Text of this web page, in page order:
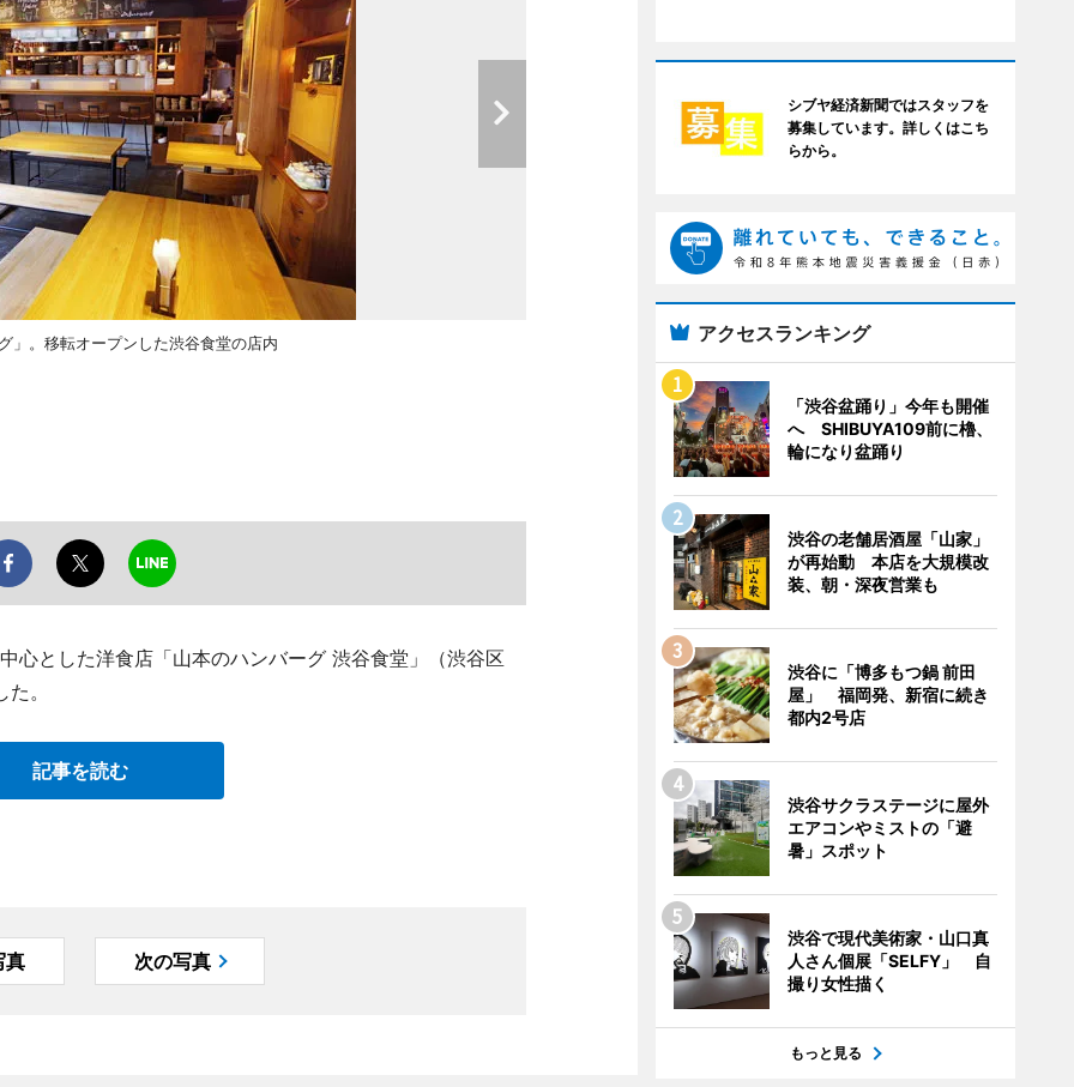
」。移転オープンした渋谷食堂の店内
心とした洋食店「山本のハンバーグ 渋谷食堂」（渋谷区
。
記事を読む
真 次の写真
シブヤ経済新聞ではスタッフを
募集しています。詳しくはこち
らから。
アクセスランキング
「渋谷盆踊り」今年も開催
へ SHIBUYA109前に櫓、
輪になり盆踊り
渋谷の老舗居酒屋「山家」
が再始動 本店を大規模改
装、朝・深夜営業も
渋谷に「博多もつ鍋 前田
屋」 福岡発、新宿に続き
都内2号店
渋谷サクラステージに屋外
エアコンやミストの「避
暑」スポット
渋谷で現代美術家・山口真
人さん個展「SELFY」 自
撮り女性描く
もっと見る